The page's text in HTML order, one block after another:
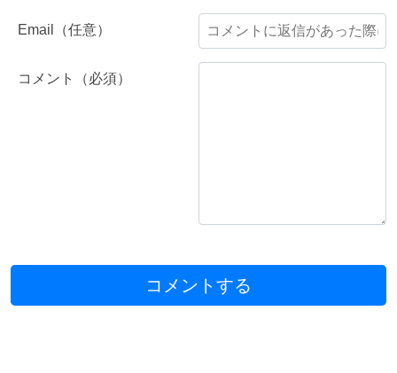
コメント（必須）
Email（任意）